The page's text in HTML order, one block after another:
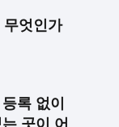
무엇인가
록 없이
곳이 어